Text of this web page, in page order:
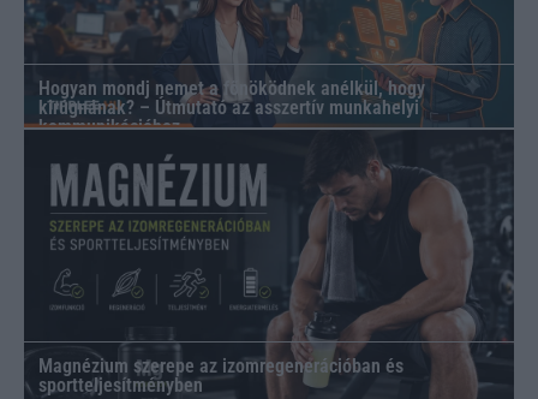
Hogyan mondj nemet a főnöködnek anélkül, hogy
kirúgnának? – Útmutató az asszertív munkahelyi
kommunikációhoz
Magnézium szerepe az izomregenerációban és
sportteljesítményben